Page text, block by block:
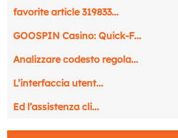
favorite article 319833...
GOOSPIN Casino: Quick‑F...
Analizzare codesto regola...
L’interfaccia utent...
Ed l’assistenza cli...